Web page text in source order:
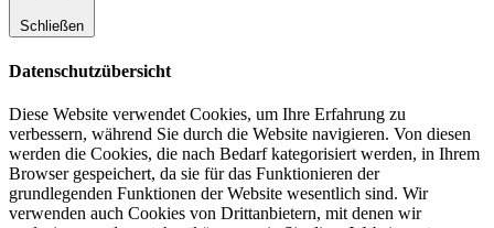
Schließen
Datenschutzübersicht
Diese Website verwendet Cookies, um Ihre Erfahrung zu
verbessern, während Sie durch die Website navigieren. Von diesen
werden die Cookies, die nach Bedarf kategorisiert werden, in Ihrem
Browser gespeichert, da sie für das Funktionieren der
grundlegenden Funktionen der Website wesentlich sind. Wir
verwenden auch Cookies von Drittanbietern, mit denen wir